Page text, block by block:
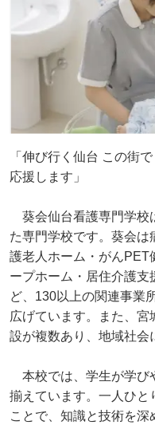
「伸び行く仙台 この街
応援します」
葵会仙台看護専門学校
た専門学校です。葵会は
護老人ホーム・がんPET
ープホーム・居住介護支
ど、130以上の関連事業
広げています。また、
設が複数あり、地域社会
本校では、学生が学び
揃えています。一人ひと
ことで、知識と技術を深